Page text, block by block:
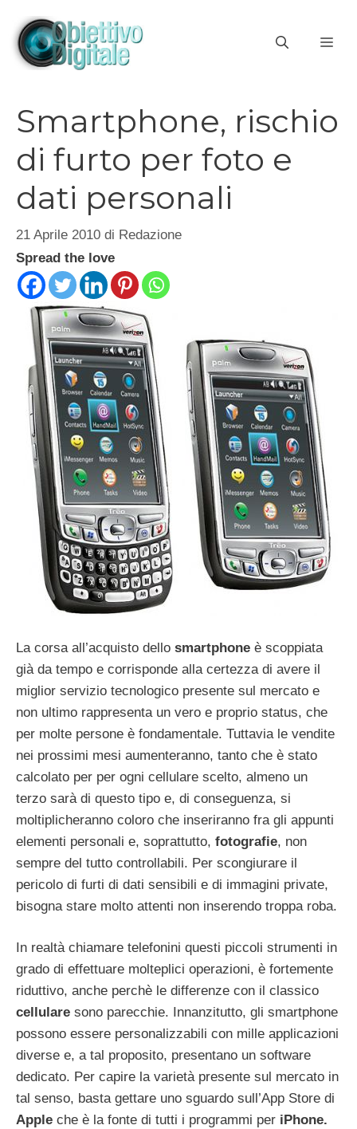
contenuto
Smartphone, rischio
di furto per foto e
dati personali
21 Aprile 2010 di Redazione
Spread the love
La corsa all’acquisto dello smartphone è scoppiata
già da tempo e corrisponde alla certezza di avere il
miglior servizio tecnologico presente sul mercato e
non ultimo rappresenta un vero e proprio status, che
per molte persone è fondamentale. Tuttavia le vendite
nei prossimi mesi aumenteranno, tanto che è stato
calcolato per per ogni cellulare scelto, almeno un
terzo sarà di questo tipo e, di conseguenza, si
moltiplicheranno coloro che inseriranno fra gli appunti
elementi personali e, soprattutto, fotografie, non
sempre del tutto controllabili. Per scongiurare il
pericolo di furti di dati sensibili e di immagini private,
bisogna stare molto attenti non inserendo troppa roba.
In realtà chiamare telefonini questi piccoli strumenti in
grado di effettuare molteplici operazioni, è fortemente
riduttivo, anche perchè le differenze con il classico
cellulare sono parecchie. Innanzitutto, gli smartphone
possono essere personalizzabili con mille applicazioni
diverse e, a tal proposito, presentano un software
dedicato. Per capire la varietà presente sul mercato in
tal senso, basta gettare uno sguardo sull’App Store di
Apple che è la fonte di tutti i programmi per iPhone.